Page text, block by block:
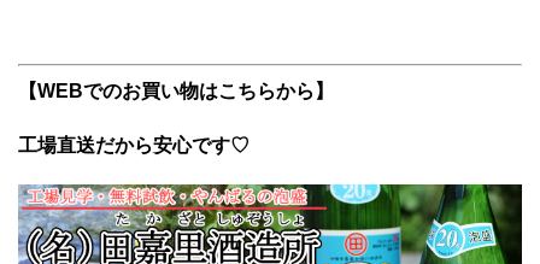
【WEBでのお買い物はこちらから】
工場直送だから安心です♡